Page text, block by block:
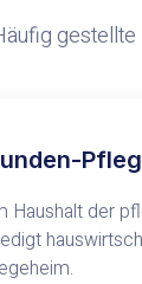
der